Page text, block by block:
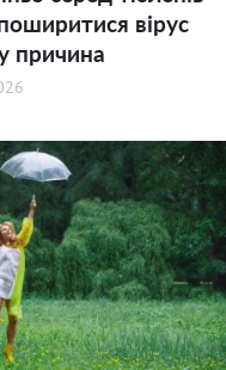
вірус
причина